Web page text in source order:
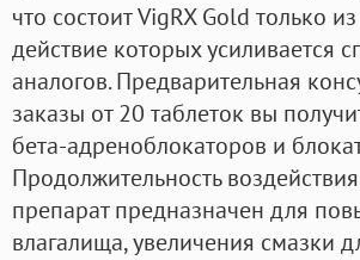
что состоит VigRX Gold только
действие которых
аналогов. Предварительная
заказы от 20 таблеток вы
бета-адреноблокаторов и
Продолжительность
препарат предназначен для
влагалища, увеличения смазки